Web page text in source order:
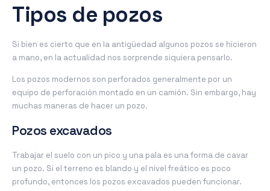
Tipos de pozos
Si bien es cierto que en la antigüedad algunos pozos se hicieron
a mano, en la actualidad nos sorprende siquiera pensarlo.
Los pozos modernos son perforados generalmente por un
equipo de perforación montado en un camión. Sin embargo, hay
muchas maneras de hacer un pozo.
Pozos excavados
Trabajar el suelo con un pico y una pala es una forma de cavar
un pozo. Si el terreno es blando y el nivel freático es poco
profundo, entonces los pozos excavados pueden funcionar.